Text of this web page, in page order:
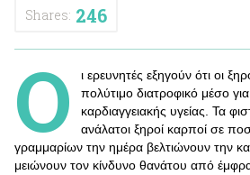
Shares: 246
Ο
ι ερευνητές εξηγούν ότι οι
πολύτιμο διατροφικό μέσο
καρδιαγγειακής υγείας. Τα
ανάλατοι ξηροί καρποί σε
γραμμαρίων την ημέρα βελτιώνουν την
μειώνουν τον κίνδυνο θανάτου από